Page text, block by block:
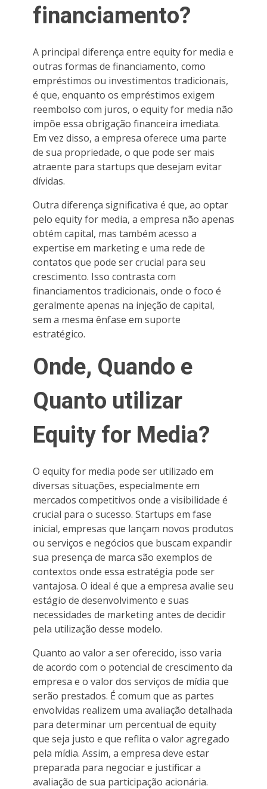
financiamento?
A principal diferença entre equity for media e
outras formas de financiamento, como
empréstimos ou investimentos tradicionais,
é que, enquanto os empréstimos exigem
reembolso com juros, o equity for media não
impõe essa obrigação financeira imediata.
Em vez disso, a empresa oferece uma parte
de sua propriedade, o que pode ser mais
atraente para startups que desejam evitar
dívidas.
Outra diferença significativa é que, ao optar
pelo equity for media, a empresa não apenas
obtém capital, mas também acesso a
expertise em marketing e uma rede de
contatos que pode ser crucial para seu
crescimento. Isso contrasta com
financiamentos tradicionais, onde o foco é
geralmente apenas na injeção de capital,
sem a mesma ênfase em suporte
estratégico.
Onde, Quando e
Quanto utilizar
Equity for Media?
O equity for media pode ser utilizado em
diversas situações, especialmente em
mercados competitivos onde a visibilidade é
crucial para o sucesso. Startups em fase
inicial, empresas que lançam novos produtos
ou serviços e negócios que buscam expandir
sua presença de marca são exemplos de
contextos onde essa estratégia pode ser
vantajosa. O ideal é que a empresa avalie seu
estágio de desenvolvimento e suas
necessidades de marketing antes de decidir
pela utilização desse modelo.
Quanto ao valor a ser oferecido, isso varia
de acordo com o potencial de crescimento da
empresa e o valor dos serviços de mídia que
serão prestados. É comum que as partes
envolvidas realizem uma avaliação detalhada
para determinar um percentual de equity
que seja justo e que reflita o valor agregado
pela mídia. Assim, a empresa deve estar
preparada para negociar e justificar a
avaliação de sua participação acionária.